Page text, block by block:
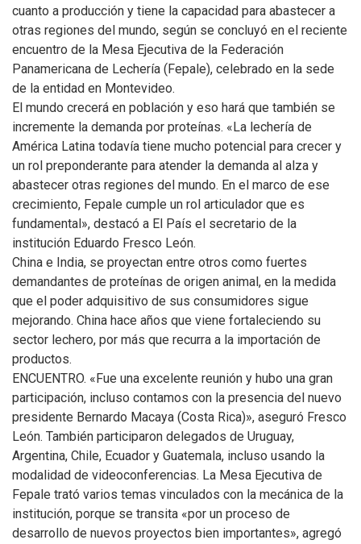
cuanto a producción y tiene la capacidad para abastecer a
otras regiones del mundo, según se concluyó en el reciente
encuentro de la Mesa Ejecutiva de la Federación
Panamericana de Lechería (Fepale), celebrado en la sede
de la entidad en Montevideo.
El mundo crecerá en población y eso hará que también se
incremente la demanda por proteínas. «La lechería de
América Latina todavía tiene mucho potencial para crecer y
un rol preponderante para atender la demanda al alza y
abastecer otras regiones del mundo. En el marco de ese
crecimiento, Fepale cumple un rol articulador que es
fundamental», destacó a El País el secretario de la
institución Eduardo Fresco León.
China e India, se proyectan entre otros como fuertes
demandantes de proteínas de origen animal, en la medida
que el poder adquisitivo de sus consumidores sigue
mejorando. China hace años que viene fortaleciendo su
sector lechero, por más que recurra a la importación de
productos.
ENCUENTRO. «Fue una excelente reunión y hubo una gran
participación, incluso contamos con la presencia del nuevo
presidente Bernardo Macaya (Costa Rica)», aseguró Fresco
León. También participaron delegados de Uruguay,
Argentina, Chile, Ecuador y Guatemala, incluso usando la
modalidad de videoconferencias. La Mesa Ejecutiva de
Fepale trató varios temas vinculados con la mecánica de la
institución, porque se transita «por un proceso de
desarrollo de nuevos proyectos bien importantes», agregó